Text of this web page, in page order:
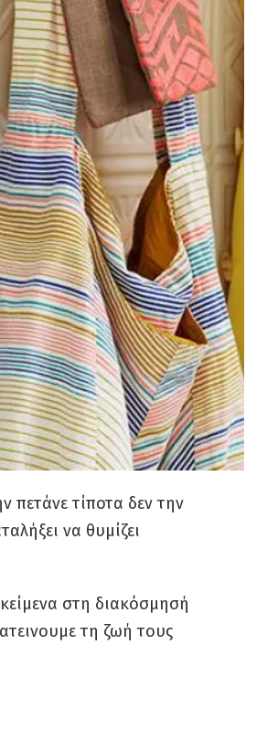
πετάνε τίποτα δεν την
να θυμίζει
στη διακόσμησή
τη ζωή τους